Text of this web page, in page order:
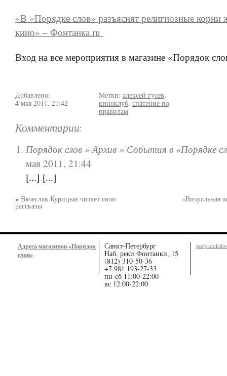
«В «Порядке слов» разъяснят религиозные корни
кино» – Фонтанка.ru
Вход на все мероприятия в магазине «Порядок
Добавлено:
4 мая 2011, 21:42
Метки: алексей гусев,
киноклуб, спасение по
правилам
Комментарии:
Порядок слов » Архив » События в «Порядке
мая 2011, 21:44
[...] [...]
« Вячеслав Курицын читает свои
рассказы
«Визуальная
Адреса магазинов «Порядок
слов»
Санкт-Петербург
Наб. реки Фонтанки, 15
(812) 310-50-36
+7 981 193-27-33
пн-сб 11:00-22:00
вс 12:00-22:00